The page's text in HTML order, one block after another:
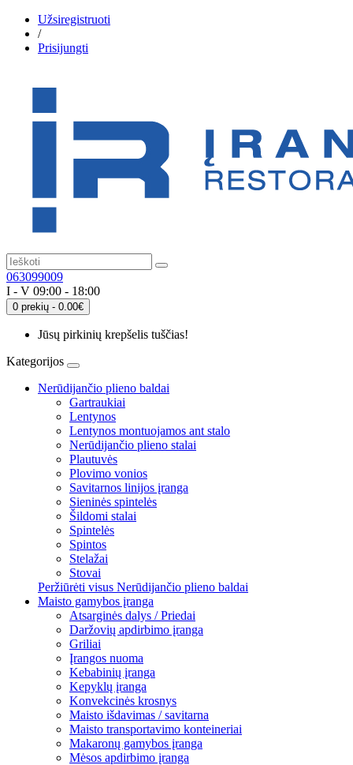
Užsiregistruoti
/
Prisijungti
063099009
I - V 09:00 - 18:00
0 prekių - 0.00€
Jūsų pirkinių krepšelis tuščias!
Kategorijos
Nerūdijančio plieno baldai
Gartraukiai
Lentynos
Lentynos montuojamos ant stalo
Nerūdijančio plieno stalai
Plautuvės
Plovimo vonios
Savitarnos linijos įranga
Sieninės spintelės
Šildomi stalai
Spintelės
Spintos
Stelažai
Stovai
Peržiūrėti visus Nerūdijančio plieno baldai
Maisto gamybos įranga
Atsarginės dalys / Priedai
Daržovių apdirbimo įranga
Griliai
Įrangos nuoma
Kebabinių įranga
Kepyklų įranga
Konvekcinės krosnys
Maisto išdavimas / savitarna
Maisto transportavimo konteineriai
Makaronų gamybos įranga
Mėsos apdirbimo įranga